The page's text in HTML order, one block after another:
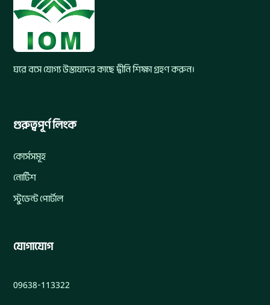
ঘরে বসে যোগ্য উস্তাযদের কাছে দ্বীনি শিক্ষা গ্রহণ করুন।
গুরুত্বপূর্ণ লিংক
কোর্সসমূহ
নোটিশ
স্টুডেন্ট পোর্টাল
যোগাযোগ
09638-113322